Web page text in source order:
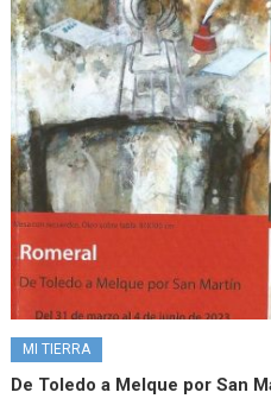
MI TIERRA
De Toledo a Melque por San